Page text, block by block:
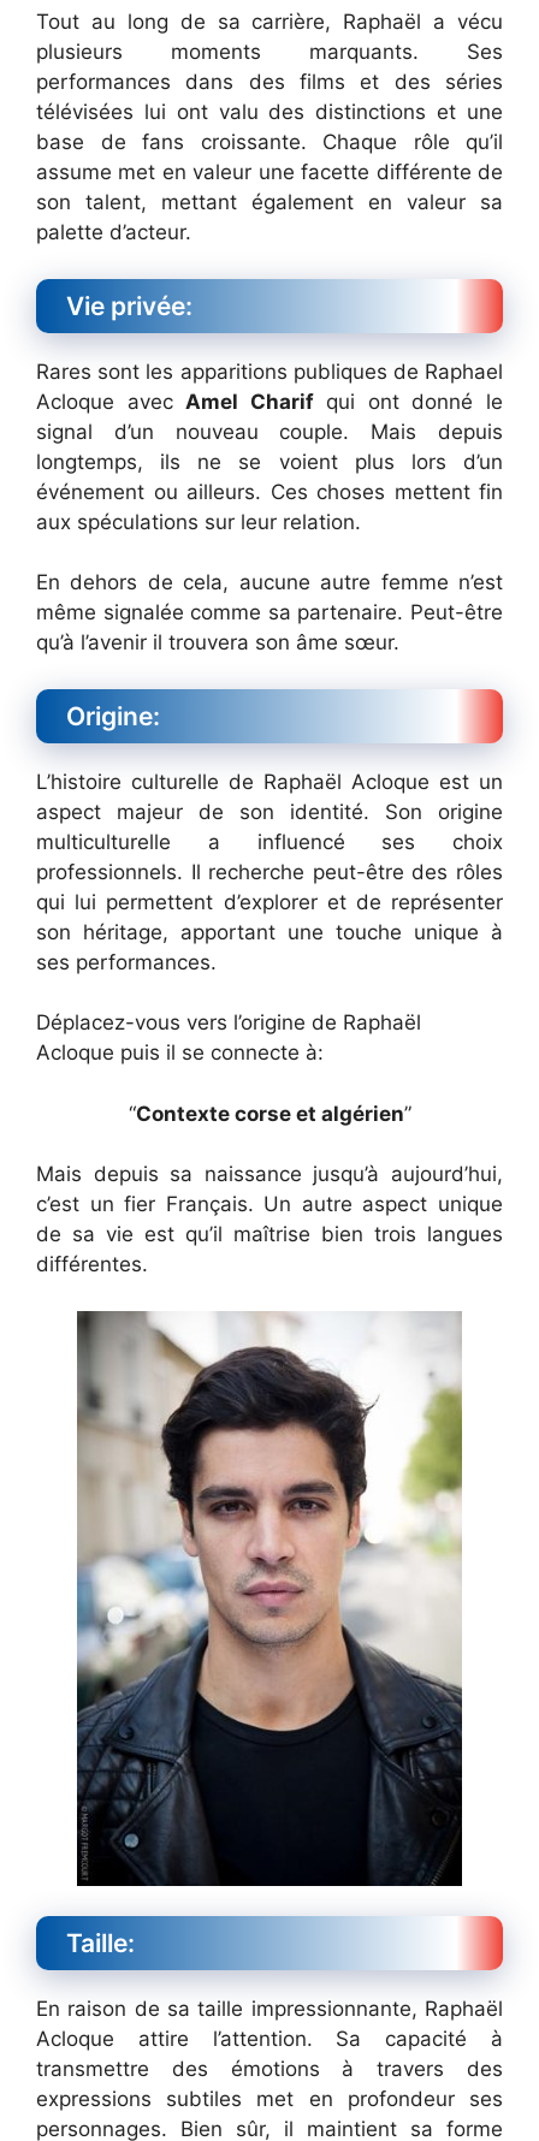
Tout au long de sa carrière, Raphaël a vécu
plusieurs moments marquants. Ses
performances dans des films et des séries
télévisées lui ont valu des distinctions et une
base de fans croissante. Chaque rôle qu’il
assume met en valeur une facette différente de
son talent, mettant également en valeur sa
palette d’acteur.
Vie privée:
Rares sont les apparitions publiques de Raphael
Acloque avec Amel Charifqui ont donné le
signal d’un nouveau couple. Mais depuis
longtemps, ils ne se voient plus lors d’un
événement ou ailleurs. Ces choses mettent fin
aux spéculations sur leur relation.
En dehors de cela, aucune autre femme n’est
même signalée comme sa partenaire. Peut-être
qu’à l’avenir il trouvera son âme sœur.
Origine:
L’histoire culturelle de Raphaël Acloque est un
aspect majeur de son identité. Son origine
multiculturelle a influencé ses choix
professionnels. Il recherche peut-être des rôles
qui lui permettent d’explorer et de représenter
son héritage, apportant une touche unique à
ses performances.
Déplacez-vous vers l’origine de Raphaël
Acloque puis il se connecte à:
“Contexte corse et algérien”
Mais depuis sa naissance jusqu’à aujourd’hui,
c’est un fier Français. Un autre aspect unique
de sa vie est qu’il maîtrise bien trois langues
différentes.
Taille:
En raison de sa taille impressionnante, Raphaël
Acloque attire l’attention. Sa capacité à
transmettre des émotions à travers des
expressions subtiles met en profondeur ses
personnages. Bien sûr, il maintient sa forme